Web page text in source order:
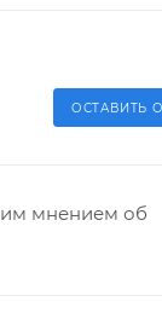
ОСТАВИТЬ
мнением об